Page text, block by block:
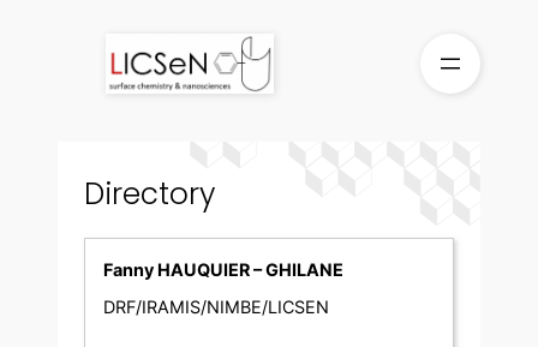
Directory
Fanny HAUQUIER – GHILANE
DRF/IRAMIS/NIMBE/LICSEN